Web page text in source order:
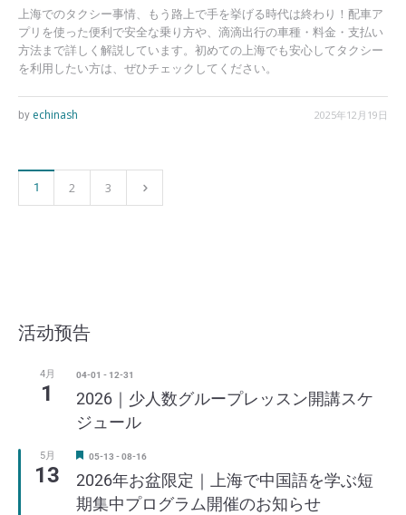
上海でのタクシー事情、もう路上で手を挙げる時代は終わり！配車ア
プリを使った便利で安全な乗り方や、滴滴出行の車種・料金・支払い
方法まで詳しく解説しています。初めての上海でも安心してタクシー
を利用したい方は、ぜひチェックしてください。
2025年12月19日
by echinash
1 2 3
活动预告
4月
1
04-01 - 12-31
2026｜少人数グループレッスン開講スケ
ジュール
5月
13
注
05-13 -08-16
2026年お盆限定｜上海で中国語を学ぶ短
期集中プログラム開催のお知らせ